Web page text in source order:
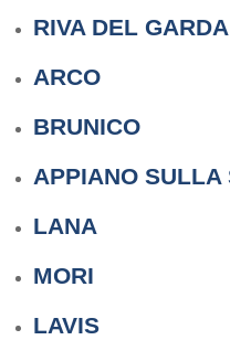
RIVA DEL GARDA
ARCO
BRUNICO
APPIANO SULLA
LANA
MORI
LAVIS